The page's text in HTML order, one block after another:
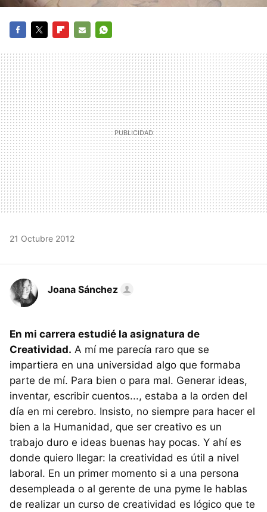
MAIL
21 Octubre 2012
Joana Sánchez
En mi carrera estudié la asignatura de
Creatividad. A mí me parecía raro que se
impartiera en una universidad algo que formaba
parte de mí. Para bien o para mal. Generar ideas,
inventar, escribir cuentos..., estaba a la orden del
día en mi cerebro. Insisto, no siempre para hacer el
bien a la Humanidad, que ser creativo es un
trabajo duro e ideas buenas hay pocas. Y ahí es
donde quiero llegar: la creatividad es útil a nivel
laboral. En un primer momento si a una persona
desempleada o al gerente de una pyme le hablas
de realizar un curso de creatividad es lógico que te